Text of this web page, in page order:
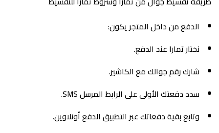
الدفع من داخل المتجر يكون:
نختار تمارا عند الدفع.
شارك رقم جوالك مع الكاشير.
سدد دفعتك الأولى على الرابط المرسل SMS.
وتابع بقية دفعاتك عبر التطبيق الدفع أونلاوين.